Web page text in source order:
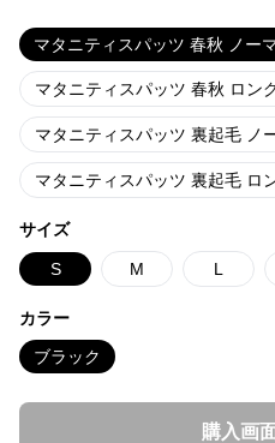
マタニティスパッツ 春秋 ノー
マタニティスパッツ 春秋 ロン
マタニティスパッツ 裏起毛 ノ
マタニティスパッツ 裏起毛 ロ
サイズ
S M L
カラー
ブラック
購入画